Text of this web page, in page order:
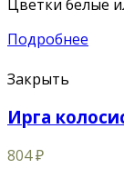
Цветки белые
Подробнее
Закрыть
Ирга
804₽